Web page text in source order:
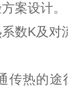
案设计。
数K及对
传热的